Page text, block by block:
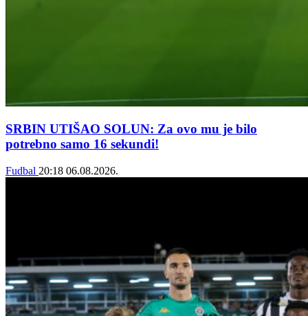
SRBIN UTIŠAO SOLUN: Za ovo mu je bilo
potrebno samo 16 sekundi!
Fudbal 20:18 06.08.2026.